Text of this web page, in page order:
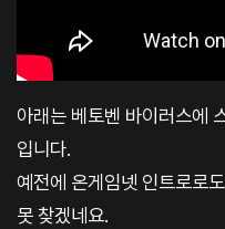
아래는 베토벤 바이러스에
입니다.
예전에 온게임넷 인트로로
못 찾겠네요.